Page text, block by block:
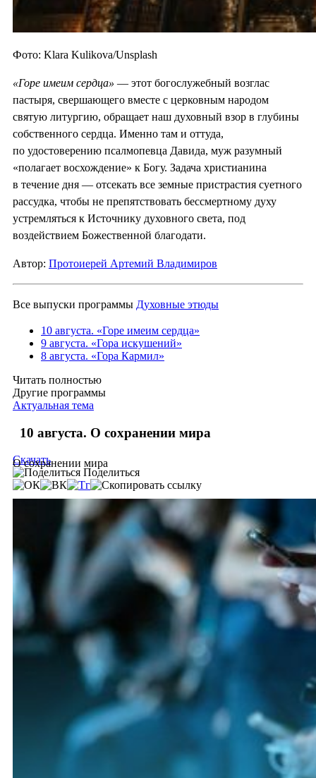
Фото: Klara Kulikova/Unsplash
«Горе имеим сердца» — этот богослужебный возглас
пастыря, свершающего вместе с церковным народом
святую литургию, обращает наш духовный взор в глубины
собственного сердца. Именно там и оттуда,
по удостоверению псалмопевца Давида, муж разумный
«полагает восхождение» к Богу. Задача христианина
в течение дня — отсекать все земные пристрастия суетного
рассудка, чтобы не препятствовать бессмертному духу
устремляться к Источнику духовного света, под
воздействием Божественной благодати.
Автор: Протоиерей Артемий Владимиров
Все выпуски программы Духовные этюды
10 августа. «Горе имеим сердца»
9 августа. «Гора искушений»
8 августа. «Гора Кармил»
Читать полностью
Другие программы
Актуальная тема
10 августа. О сохранении мира
О сохранении мира
Скачать
Поделиться